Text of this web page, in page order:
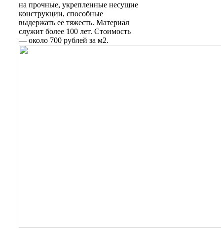
на прочные, укрепленные несущие
конструкции, способные
выдержать ее тяжесть. Материал
служит более 100 лет. Стоимость
— около 700 рублей за м2.